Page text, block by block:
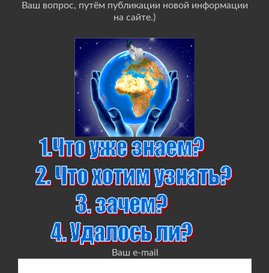
Ваш вопрос, путём публикации новой информации
на сайте.)
Ваш e-mail